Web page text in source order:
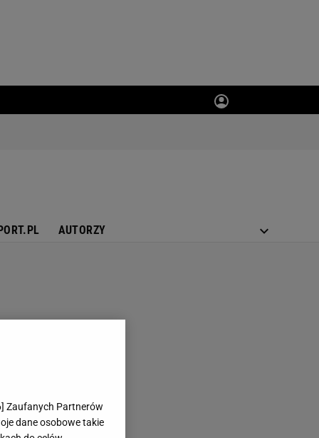
AUTORZY
] Zaufanych Partnerów
dane osobowe takie